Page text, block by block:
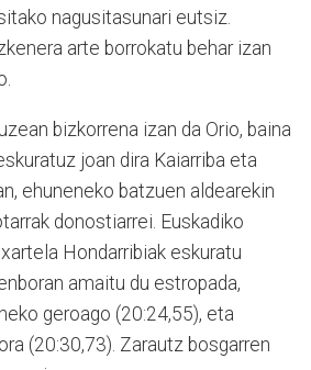
nagusitasunari eutsiz.
arte borrokatu behar izan
bizkorrena izan da Orio, baina
joan dira Kaiarriba eta
ehuneneko batzuen aldearekin
donostiarrei. Euskadiko
Hondarribiak eskuratu
amaitu du estropada,
geroago (20:24,55), eta
(20:30,73). Zarautz bosgarren